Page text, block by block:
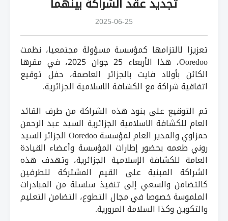
2025-06-25
تعزيزا لالتزامها كمؤسسة مسؤولة مجتمعيا، نظمت
Ooredoo، هذا الأربعاء 25 جوان 2025، في مقرها
الكائن بأولاد فايت بالجزائر العاصمة، حفل توقيع
اتفاقية شراكة مع الكشافة الاسلامية الجزائرية.
تم التوقيع على بنود هذه الشراكة من طرف القائد
العام للكشافة الاسلامية الجزائرية السيد عبد الرحمن
حمزاوي والمدير العام لمؤسسة Ooredoo الجزائر السيد
روني طعمه بحضور إطارات المؤسسة وأعضاء القيادة
العامة للكشافة الإسلامية الجزائرية، وتهدف هذه
الشراكة المبنية على القيم المشتركة للطرفين
كالتضامن والسعي إلى تنفيذ سلسلة من المبادرات
الملموسة خصوصا في مجال التطوع، التضامن التعليم
والتكوين وكذا السلامة المرورية.